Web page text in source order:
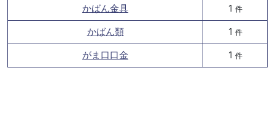
かばん金具
1 件
かばん類 1 件
がま口口金 1 件